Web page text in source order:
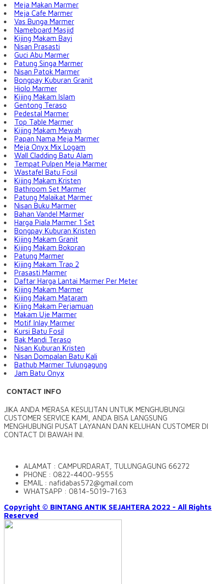
Meja Makan Marmer
Meja Cafe Marmer
Vas Bunga Marmer
Nameboard Masjid
Kijing Makam Bayi
Nisan Prasasti
Guci Abu Marmer
Patung Singa Marmer
Nisan Patok Marmer
Bongpay Kuburan Granit
Hiolo Marmer
Kijing Makam Islam
Gentong Teraso
Pedestal Marmer
Top Table Marmer
Kijing Makam Mewah
Papan Nama Meja Marmer
Meja Onyx Mix Logam
Wall Cladding Batu Alam
Tempat Pulpen Meja Marmer
Wastafel Batu Fosil
Kijing Makam Kristen
Bathroom Set Marmer
Patung Malaikat Marmer
Nisan Buku Marmer
Bahan Vandel Marmer
Harga Piala Marmer 1 Set
Bongpay Kuburan Kristen
Kijing Makam Granit
Kijing Makam Bokoran
Patung Marmer
Kijing Makam Trap 2
Prasasti Marmer
Daftar Harga Lantai Marmer Per Meter
Kijing Makam Marmer
Kijing Makam Mataram
Kijing Makam Perjamuan
Makam Uje Marmer
Motif Inlay Marmer
Kursi Batu Fosil
Bak Mandi Teraso
Nisan Kuburan Kristen
Nisan Dompalan Batu Kali
Bathub Marmer Tulungagung
Jam Batu Onyx
CONTACT INFO
JIKA ANDA MERASA KESULITAN UNTUK MENGHUBUNGI
CUSTOMER SERVICE KAMI, ANDA BISA LANGSUNG
MENGHUBUNGI PUSAT LAYANAN DAN KELUHAN CUSTOMER DI
CONTACT DI BAWAH INI.
ALAMAT : CAMPURDARAT, TULUNGAGUNG 66272
PHONE : 0822-4400-9555
EMAIL : nafidabas572@gmail.com
WHATSAPP : 0814-5019-7163
Copyright © BINTANG ANTIK SEJAHTERA 2022 - All Rights
Reserved